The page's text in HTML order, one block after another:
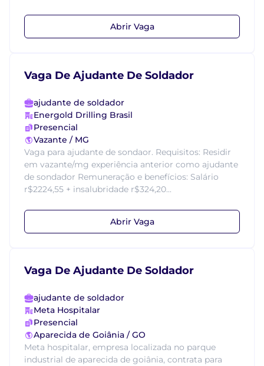
Abrir Vaga
Vaga De Ajudante De Soldador
ajudante de soldador
Energold Drilling Brasil
Presencial
Vazante / MG
Vaga para ajudante de sondaor. Requisitos: Residir
em vazante/mg experiência anterior como ajudante
de sondador Remuneração e benefícios: Salário
r$2224,55 + insalubridade r$324,20...
Abrir Vaga
Vaga De Ajudante De Soldador
ajudante de soldador
Meta Hospitalar
Presencial
Aparecida de Goiânia / GO
Meta hospitalar, empresa localizada no parque
industrial de aparecida de goiânia, contrata para